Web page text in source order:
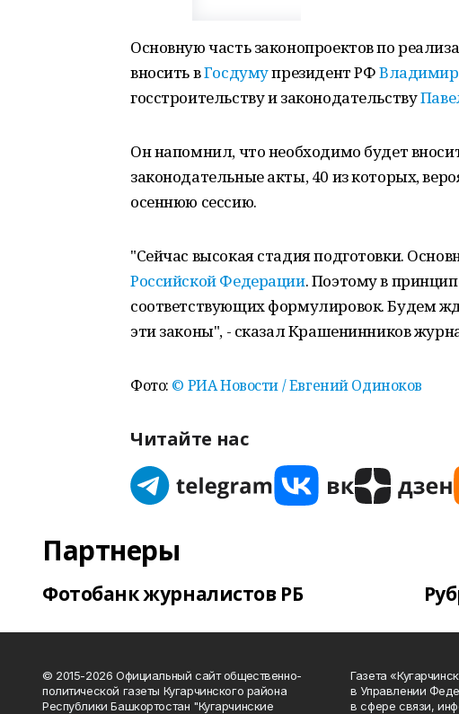
Основную часть законопроектов по
вносить вГосдумупрезидент РФ
госстроительству и законодательству
Он напомнил, что необходимо будет
законодательные акты, 40 из которых,
осеннюю сессию.
"Сейчас высокая стадия подготовки.
Российской Федерации. Поэтому в
соответствующих формулировок. Будем
эти законы", - сказал Крашенинников
Фото: © РИА Новости / Евгений Одиноков
Читайте нас
Партнеры
Фотобанк журналистов РБ
© 2015-2026 Официальный сайт общественно-
политической газеты Кугарчинского района
Республики Башкортостан "Кугарчинские
Газета
в Управлении
в сфере связи,